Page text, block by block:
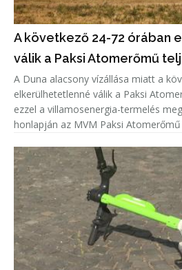
A következő 24-72 órában
válik a Paksi Atomerőmű
A Duna alacsony vízállása miatt a
elkerülhetetlenné válik a Paksi
ezzel a villamosenergia-termelés
honlapján az MVM Paksi